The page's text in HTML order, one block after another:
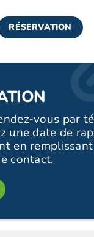
RÉSERVATION
vous par
une date de
en
contact.